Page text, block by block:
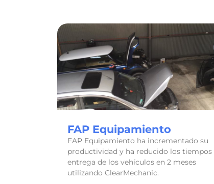
FAP Equipamiento
FAP Equipamiento ha incrementado su
productividad y ha reducido los tiempos
entrega de los vehículos en 2 meses
utilizando ClearMechanic.